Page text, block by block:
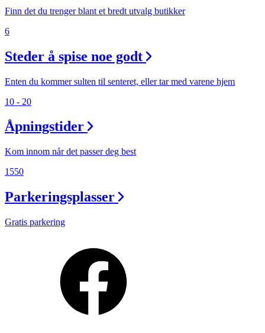
Gavekort
Finn det du trenger blant et bredt utvalg butikker
6
Steder å spise noe godt
Enten du kommer sulten til senteret, eller tar med varene hjem
10 - 20
Åpningstider
Kom innom når det passer deg best
1550
Parkeringsplasser
Gratis parkering